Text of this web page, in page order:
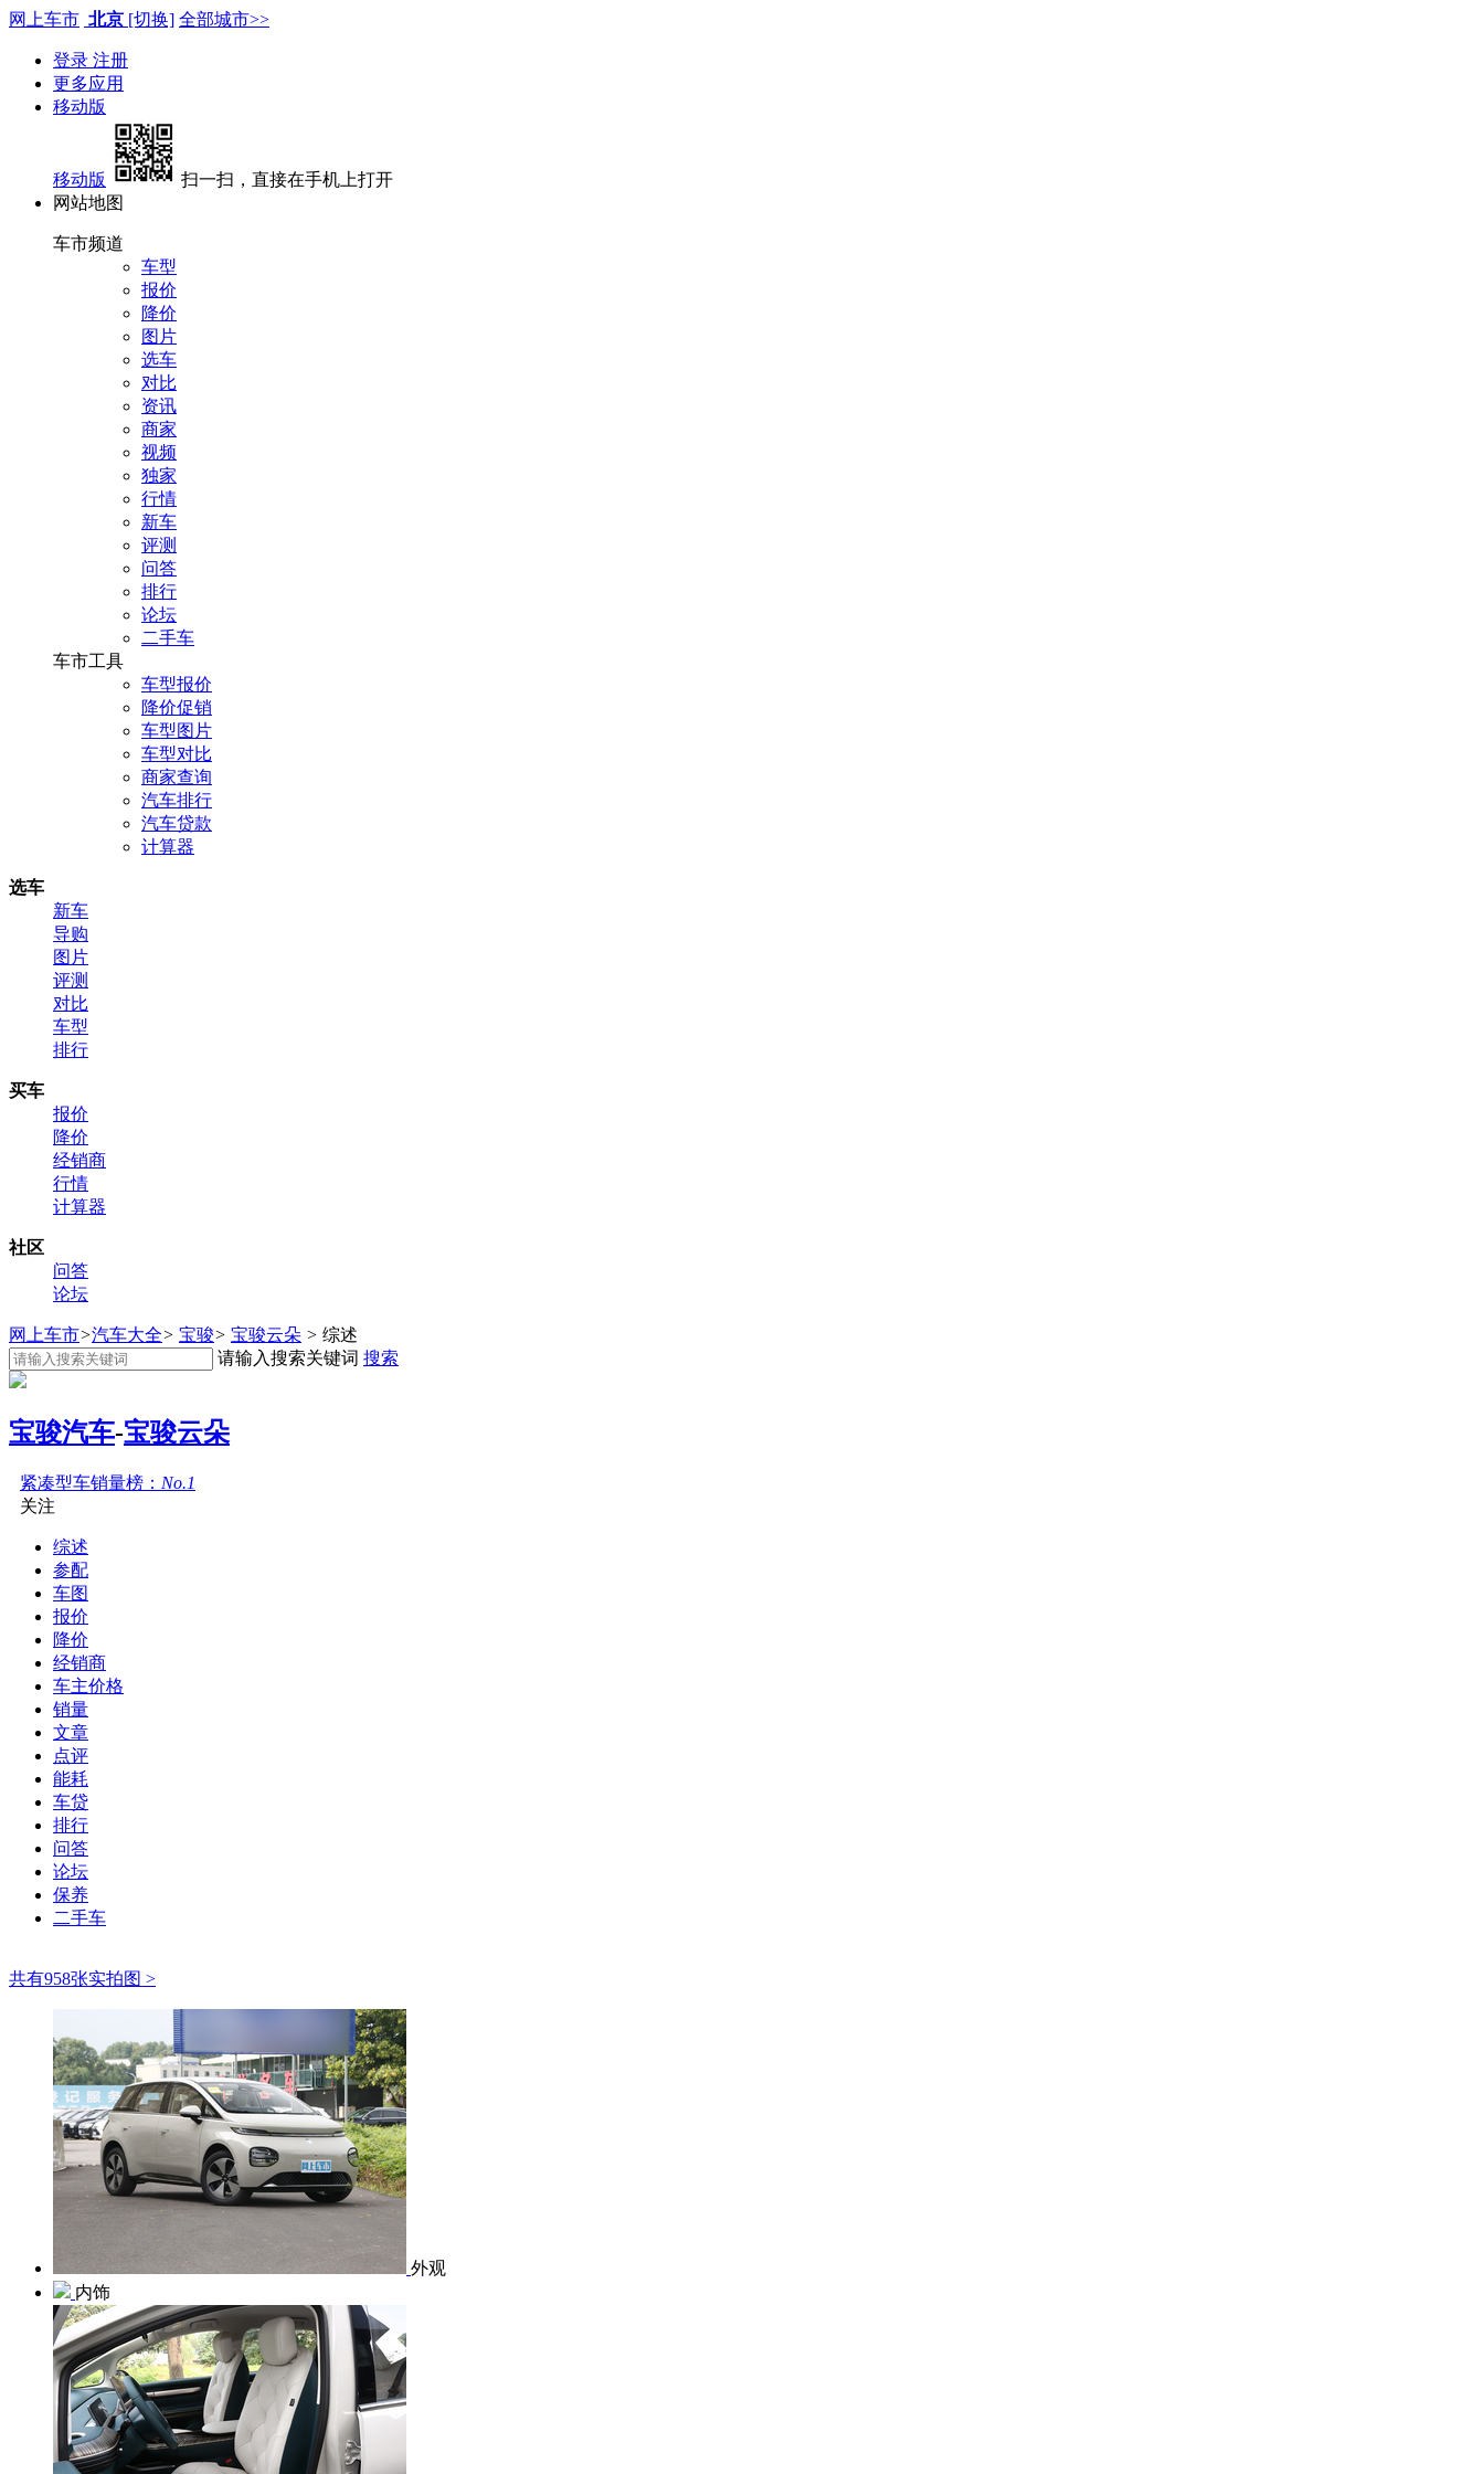
网上车市 北京 [切换] 全部城市>>
登录 注册
更多应用
移动版
移动版
扫一扫，直接在手机上打开
网站地图
车市频道
车型
报价
降价
图片
选车
对比
资讯
商家
视频
独家
行情
新车
评测
问答
排行
论坛
二手车
车市工具
车型报价
降价促销
车型图片
车型对比
商家查询
汽车排行
汽车贷款
计算器
选车
新车
导购
图片
评测
对比
车型
排行
买车
报价
降价
经销商
行情
计算器
社区
问答
论坛
网上车市>汽车大全> 宝骏> 宝骏云朵 > 综述
请输入搜索关键词 搜索
宝骏汽车-宝骏云朵
紧凑型车销量榜： No.1
关注
综述
参配
车图
报价
降价
经销商
车主价格
销量
文章
点评
能耗
车贷
排行
问答
论坛
保养
二手车
共有958张实拍图 >
外观
内饰